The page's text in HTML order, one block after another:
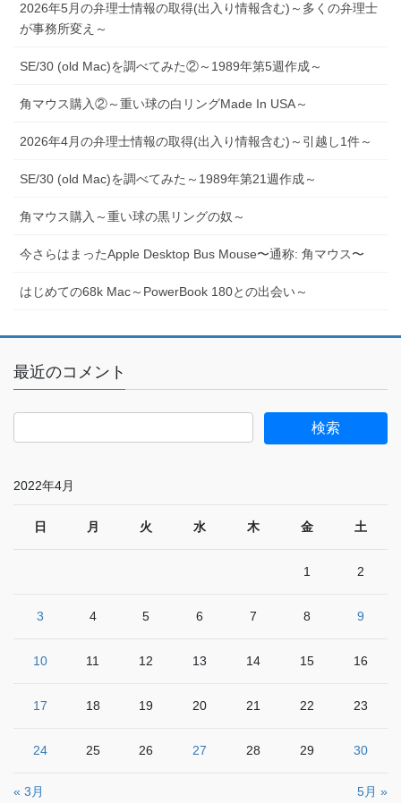
2026年5月の弁理士情報の取得(出入り情報含む)～多くの弁理士
が事務所変え～
SE/30 (old Mac)を調べてみた②～1989年第5週作成～
角マウス購入②～重い球の白リングMade In USA～
2026年4月の弁理士情報の取得(出入り情報含む)～引越し1件～
SE/30 (old Mac)を調べてみた～1989年第21週作成～
角マウス購入～重い球の黒リングの奴～
今さらはまったApple Desktop Bus Mouse〜通称: 角マウス〜
はじめての68k Mac～PowerBook 180との出会い～
最近のコメント
2022年4月
日 月 火 水 木 金 土
1 2
3 4 5 6 7 8 9
10 11 12 13 14 15 16
17 18 19 20 21 22 23
24 25 26 27 28 29 30
« 3月 5月 »